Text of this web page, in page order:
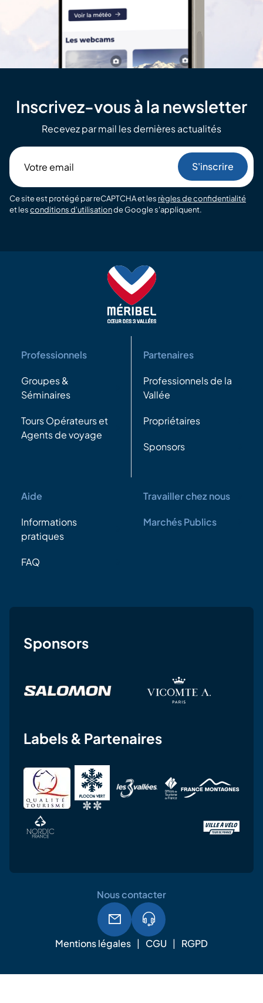
Inscrivez-vous à la newsletter
Recevez par mail les dernières actualités
email
Ce site est protégé par reCAPTCHA et les règles de confidentialité
et lesconditions d'utilisationde Google s'appliquent.
Professionnels
Groupes &
Séminaires
Tours Opérateurs et
Agents de voyage
Partenaires
Professionnels de la
Vallée
Propriétaires
Sponsors
Aide
Informations
pratiques
FAQ
Travailler chez nous
Marchés Publics
Sponsors
Labels & Partenaires
Mentions légales CGU RGPD
Nous contacter